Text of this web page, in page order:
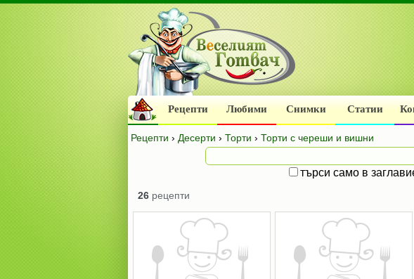
Рецепти Любими Снимки Статии
Рецепти › Десерти › Торти › Торти с череши и вишни
търси само в
26 рецепти